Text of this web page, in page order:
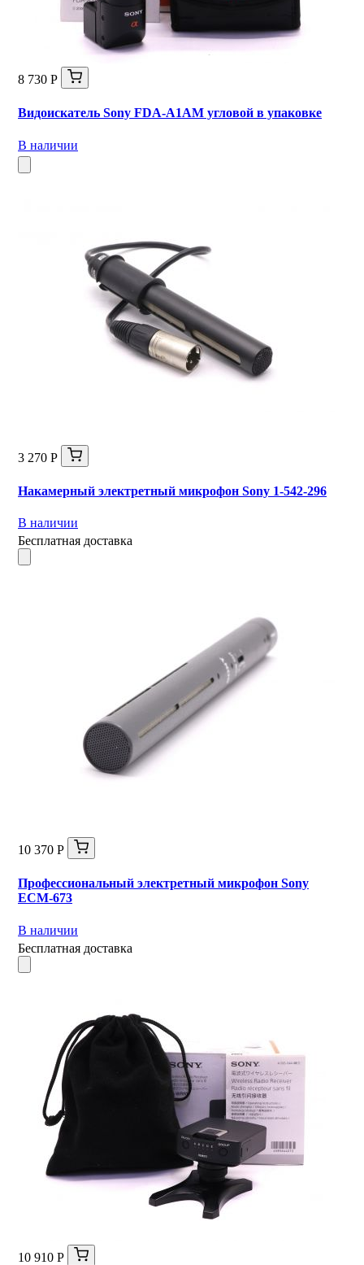
8 730 Р
Видоискатель Sony FDA-A1AM угловой в упаковке
В наличии
3 270 Р
Накамерный электретный микрофон Sony 1-542-296
В наличии
Бесплатная доставка
10 370 Р
Профессиональный электретный микрофон Sony
ECM-673
В наличии
Бесплатная доставка
10 910 Р